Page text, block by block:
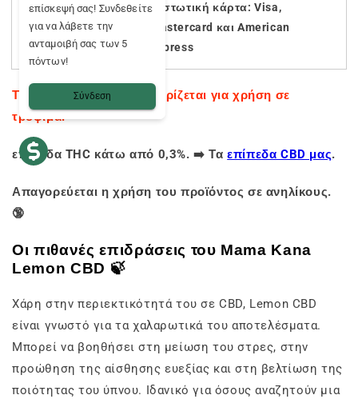
💳 Ασφαλής
πληρωμή
Πιστωτική κάρτα: Visa,
Mastercard και American
express
Το προϊόν αυτό δεν προορίζεται για χρήση σε
τρόφιμα.
επίπεδα THC κάτω από 0,3%. ➡️ Ταεπίπεδα CBD μας.
Απαγορεύεται η χρήση του προϊόντος σε ανηλίκους.
🔞
Οι πιθανές επιδράσεις του Mama Kana
Lemon CBD 🍃
Χάρη στην περιεκτικότητά του σε CBD, Lemon CBD
είναι γνωστό για τα χαλαρωτικά του αποτελέσματα.
Μπορεί να βοηθήσει στη μείωση του στρες, στην
προώθηση της αίσθησης ευεξίας και στη βελτίωση της
ποιότητας του ύπνου. Ιδανικό για όσους αναζητούν μια
επίσκεψή σας! Συνδεθείτε
για να λάβετε την
ανταμοιβή σας των 5
πόντων!
Σύνδεση